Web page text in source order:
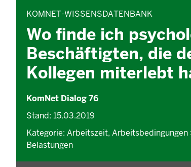
KOMNET-WISSENSDATENBANK
Wo finde ich
Beschäftigten, die
Kollegen miterlebt
KomNet Dialog 76
Stand: 15.03.2019
Kategorie: Arbeitszeit,
Belastungen